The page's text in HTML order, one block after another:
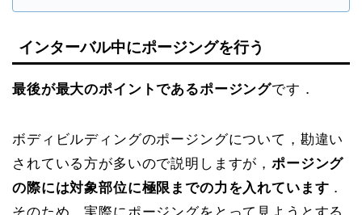
インターバル中にポージングを行う
最後が最大のポイントであるポージングです．
ボディビルディングのポージングについて，勘違い
されている方が多いので説明しますが，ポージング
の際には対象部位に極限までの力を入れています ．